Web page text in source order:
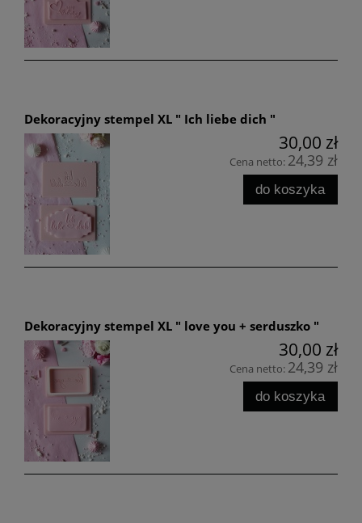
Dekoracyjny stempel XL " Ich liebe dich "
30,00 zł
Cena netto: 24,39 zł
do koszyka
Dekoracyjny stempel XL " love you + serduszko "
30,00 zł
Cena netto: 24,39 zł
do koszyka